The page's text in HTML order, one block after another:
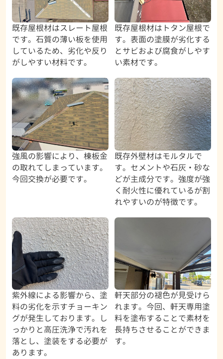
既存屋根材はスレート屋根
です。石質の薄い板を使用
しているため、劣化や反り
がしやすい材料です。
既存屋根材はトタン屋根で
す。表面の塗膜が劣化する
とサビおよび腐食がしやす
い素材です。
強風の影響により、棟板金
の取れてしまっています。
今回交換が必要です。
既存外壁材はモルタルで
す。セメントや石灰・砂な
どが主成分です。強度が強
く耐火性に優れているが割
れやすいのが特徴です。
紫外線による影響から、塗
料の劣化を示すチョーキン
グが発生しております。し
っかりと高圧洗浄で汚れを
落とし、塗装をする必要が
あります。
軒天部分の褪色が見受けら
れます。今回、軒天専用塗
料を塗布することで素材を
長持ちさせることができま
す。